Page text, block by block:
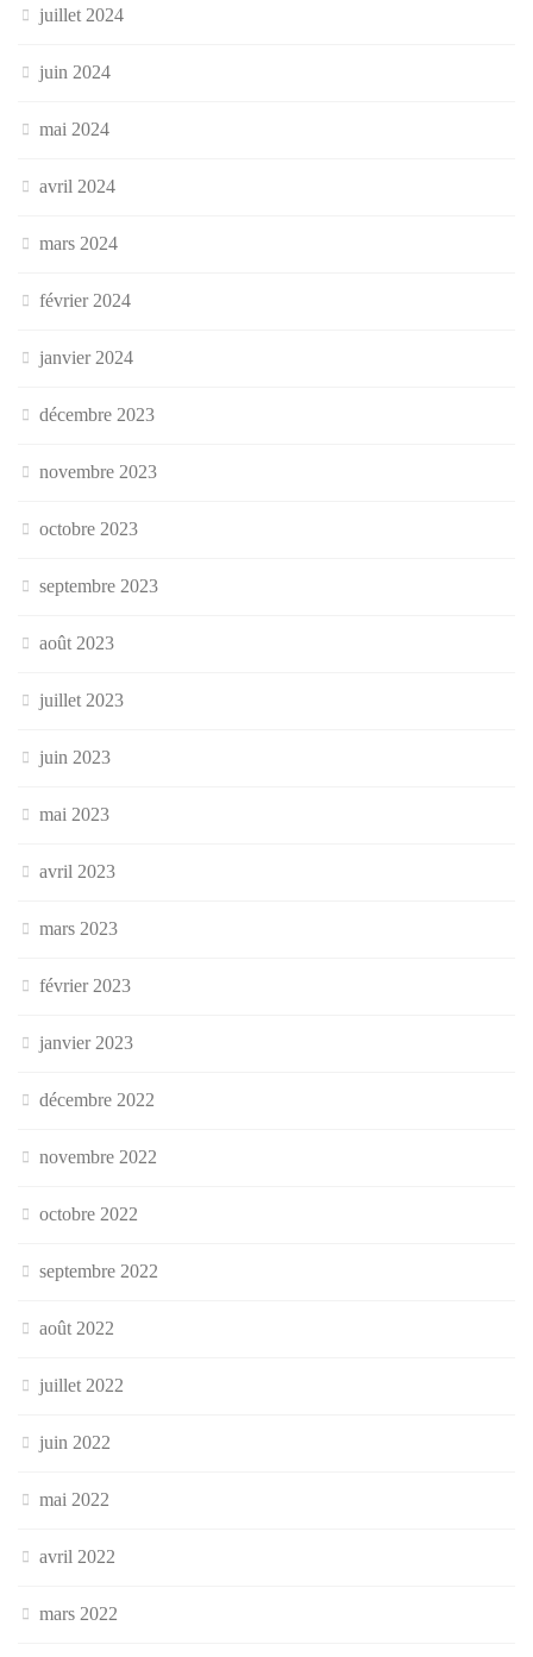
juillet 2024
juin 2024
mai 2024
avril 2024
mars 2024
février 2024
janvier 2024
décembre 2023
novembre 2023
octobre 2023
septembre 2023
août 2023
juillet 2023
juin 2023
mai 2023
avril 2023
mars 2023
février 2023
janvier 2023
décembre 2022
novembre 2022
octobre 2022
septembre 2022
août 2022
juillet 2022
juin 2022
mai 2022
avril 2022
mars 2022